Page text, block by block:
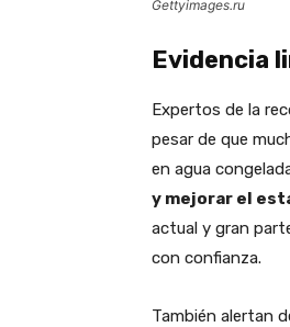
Gettyimages.ru
Evidencia
Expertos de la
pesar de que
en agua
y mejorar el
actual y gran
con confianza.
También alertan